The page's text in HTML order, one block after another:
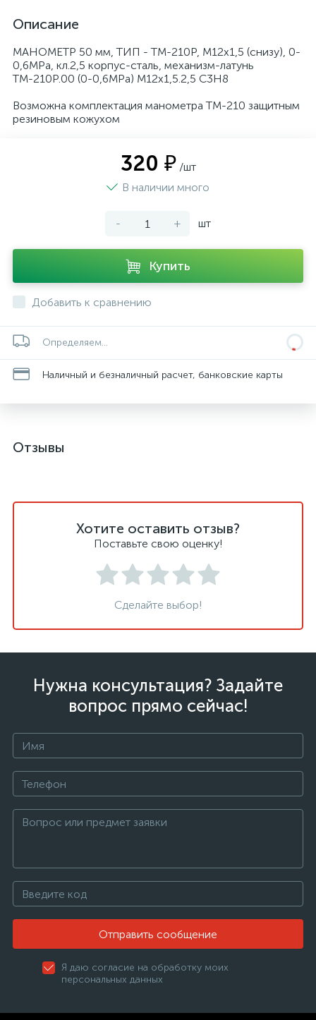
Описание
МАНОМЕТР 50 мм, ТИП - ТМ-210Р, М12х1,5 (снизу), 0-
0,6MPa, кл.2,5 корпус-сталь, механизм-латунь
ТМ-210Р.00 (0-0,6MPa) M12х1,5.2,5 С3Н8
Возможна комплектация манометра ТМ-210 защитным
резиновым кожухом
320 ₽ /шт
В наличии много
- + шт
Купить
Добавить к сравнению
Определяем...
Наличный и безналичный расчет, банковские карты
Отзывы
Хотите оставить отзыв?
Поставьте свою оценку!
Сделайте выбор!
Нужна консультация? Задайте
вопрос прямо сейчас!
Отправить сообщение
Я даю согласие на обработку моих
персональных данных